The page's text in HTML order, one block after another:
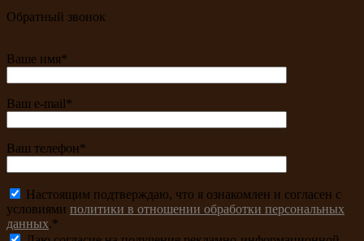
Обратный звонок
Ваше имя*
Ваш e-mail*
Ваш телефон*
Настоящим подтверждаю, что я ознакомлен и согласен с
условиями политики в отношении обработки персональных
данных.*